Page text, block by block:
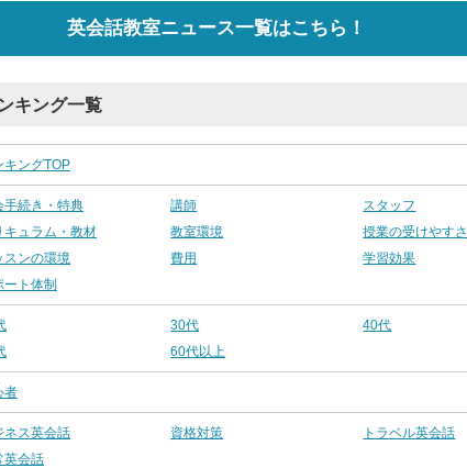
英会話教室ニュース一覧はこちら！
キング一覧
キングTOP
手続き・特典 講師
スタッフ
キュラム・教材
教室環境
授業の受けやすさ
スンの環境
費用
学習効果
ート体制
30代
40代
60代以上
者
ネス英会話 資格対策
トラベル英会話
英会話